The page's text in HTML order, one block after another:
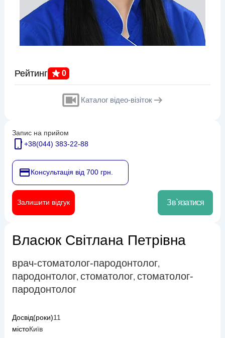
Рейтинг 0
Каталог відео-візіток
Запис на прийом
+38(044) 383-22-88
Консультація від 700 грн.
Залишити відгук Зв`язатися
Власюк Світлана Петрівна
врач-стоматолог-пародонтолог,
пародонтолог, стоматолог, стоматолог-
пародонтолог
Досвід(роки)11
містоКиїв